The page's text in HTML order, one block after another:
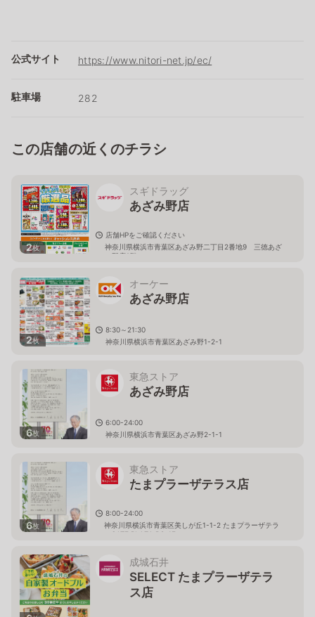
公式サイト https://www.nitori-net.jp/ec/
駐車場 282
この店舗の近くのチラシ
2枚
スギドラッグ
あざみ野店
店舗HPをご確認ください
神奈川県横浜市青葉区あざみ野二丁目2番地9 三徳あざ
み野店2階
2枚
オーケー
あざみ野店
8:30～21:30
神奈川県横浜市青葉区あざみ野1-2-1
6枚
東急ストア
あざみ野店
6:00-24:00
神奈川県横浜市青葉区あざみ野2-1-1
6枚
東急ストア
たまプラーザテラス店
8:00-24:00
神奈川県横浜市青葉区美しが丘1-1-2 たまプラーザテラ
スGATE PLAZA B2-1F
成城石井
SELECT たまプラーザテラ
ス店